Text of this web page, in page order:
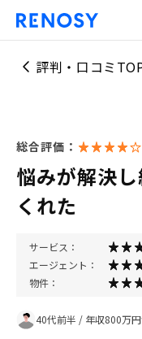
評判・口コミ
総合評価：
悩みが解決
くれた
サービス：
エージェント：
物件：
40代前半 / 年収800万